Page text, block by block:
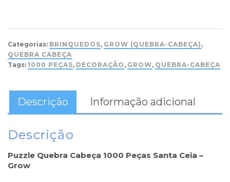
Categorias: BRINQUEDOS, GROW (QUEBRA-CABEÇA) ,
QUEBRA CABEÇA
Tags: 1000 PEÇAS, DECORAÇÃO , GROW, QUEBRA-CABEÇA
Descrição Informação adicional
Descrição
Puzzle Quebra Cabeça 1000 Peças Santa Ceia –
Grow